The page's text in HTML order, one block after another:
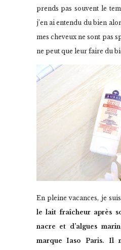
prends pas souvent le
j’en ai entendu du bien
mes cheveux ne sont pas
ne peut que leur faire du
En pleine vacances, je
le lait fraîcheur après
nacre et d’algues
marque Iaso Paris.
Il